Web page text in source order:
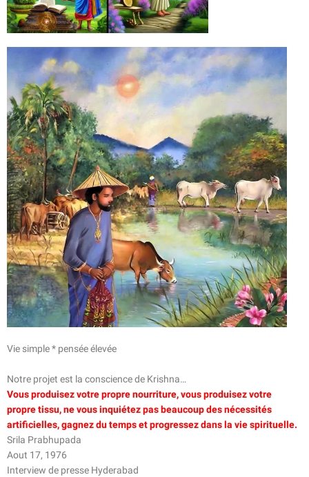
Vie simple * pensée élevée
Notre projet est la conscience de Krishna…
Vous produisez votre propre nourriture, vous produisez votre
propre tissu, ne vous inquiétez pas beaucoup des nécessités
artificielles, gagnez du temps et progressez dans la vie spirituelle.
Srila Prabhupada
Aout 17, 1976
Interview de presse Hyderabad